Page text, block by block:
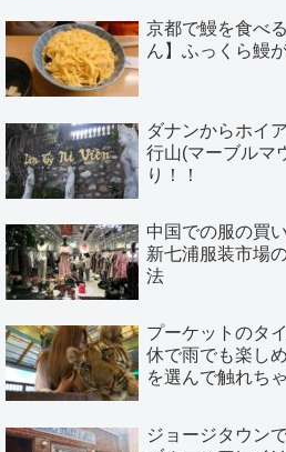
京都で鰻を食べ
ん】ふっくら鰻
ダナンからホイ
行山(マーブルマ
り！！
中国での服の買
新七浦服装市場
法
プーケットのタ
休で雨でも楽し
を選んで触れちゃ
ジョージタウン